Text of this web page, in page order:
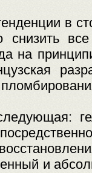
в
снизить
на
и